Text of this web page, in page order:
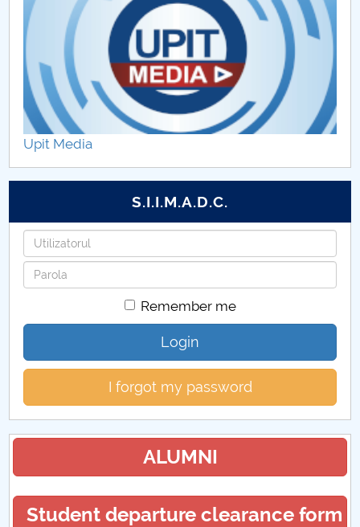
Upit Media
S.I.I.M.A.D.C.
Username
Password
Remember me
Login
I forgot my password
ALUMNI
Student departure clearance form